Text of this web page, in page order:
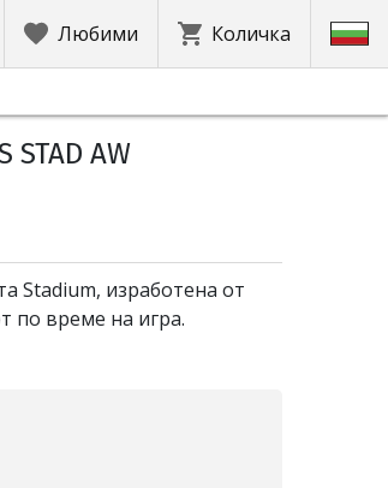
Любими Количка
STAD AW
Stadium, изработена от
по време на игра.